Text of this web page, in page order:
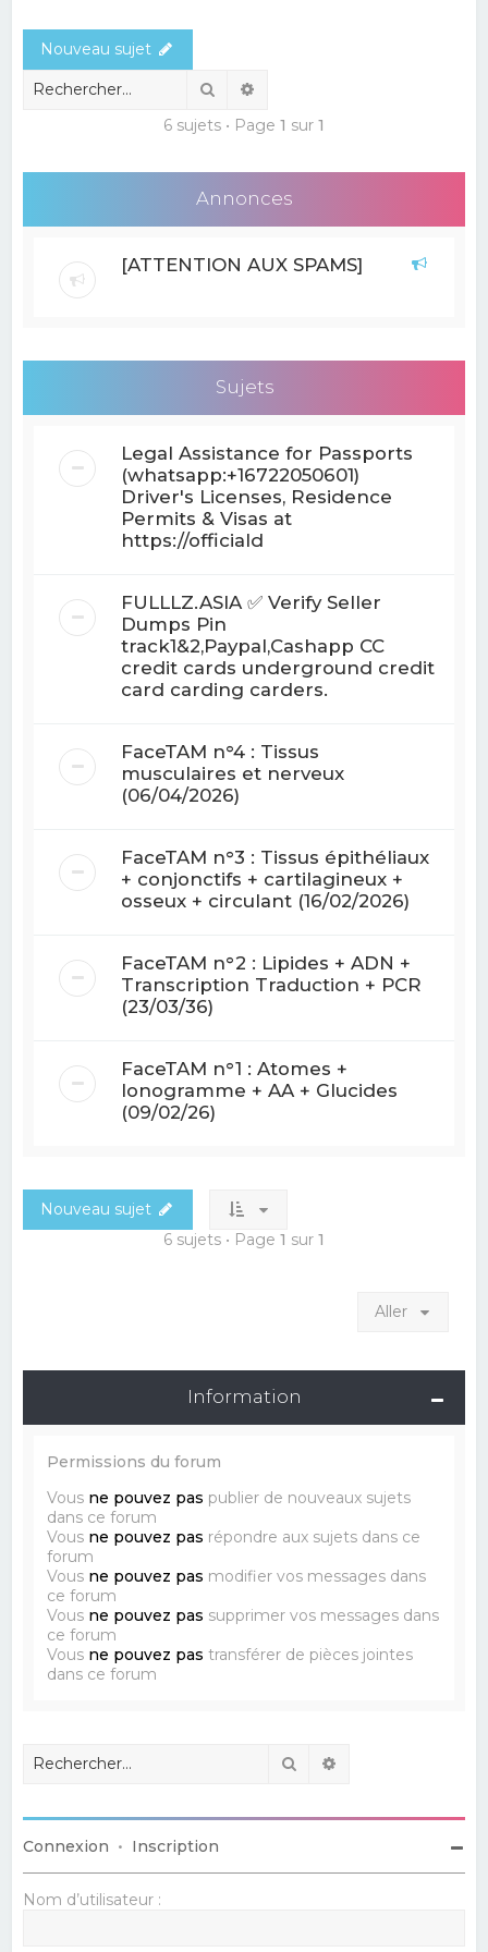
r
Nouveau sujet
Rechercher
6 sujets • Page 1 sur 1
Annonces
[ATTENTION AUX SPAMS]
Sujets
Legal Assistance for Passports
(whatsapp:+16722050601)
Driver's Licenses, Residence
Permits & Visas at
https://officiald
FULLLZ.ASIA ✅ Verify Seller
Dumps Pin
track1&2,Paypal,Cashapp CC
credit cards underground credit
card carding carders.
FaceTAM n°4 : Tissus
musculaires et nerveux
(06/04/2026)
FaceTAM n°3 : Tissus épithéliaux
+ conjonctifs + cartilagineux +
osseux + circulant (16/02/2026)
FaceTAM n°2 : Lipides + ADN +
Transcription Traduction + PCR
(23/03/36)
FaceTAM n°1 : Atomes +
Ionogramme + AA + Glucides
(09/02/26)
Nouveau sujet
6 sujets • Page 1 sur 1
Aller
Information
Permissions du forum
Vous ne pouvez pas publier de nouveaux sujets
dans ce forum
Vous ne pouvez pas répondre aux sujets dans ce
forum
Vous ne pouvez pas modifier vos messages dans
ce forum
Vous ne pouvez pas supprimer vos messages dans
ce forum
Vous ne pouvez pas transférer de pièces jointes
dans ce forum
Rechercher
Connexion • Inscription
Nom d’utilisateur :